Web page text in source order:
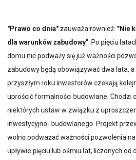
"Prawo co dnia" zauważa również: "Nie
dla warunków zabudowy" . Po pięciu
domu nie podważy się już ważności
zabudowy będą obowiązywać dwa lata,
przyszłym roku inwestorów czekają
uprościć formalności budowlane. Chodzi
niektórych ustaw w związku z
inwestycyjno- budowlanego. Projekt
wolno podważać ważności pozwolenia
upływie pięciu lub ośmiu lat, liczonych od